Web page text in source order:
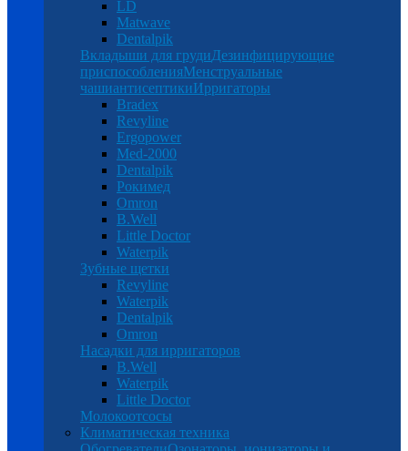
LD
Matwave
Dentalpik
Вкладыши для грудиДезинфицирующие
приспособленияМенструальные
чашиантисептикиИрригаторы
Bradex
Revyline
Ergopower
Med-2000
Dentalpik
Рокимед
Omron
B.Well
Little Doctor
Waterpik
Зубные щетки
Revyline
Waterpik
Dentalpik
Omron
Насадки для ирригаторов
B.Well
Waterpik
Little Doctor
Молокоотсосы
Климатическая техника